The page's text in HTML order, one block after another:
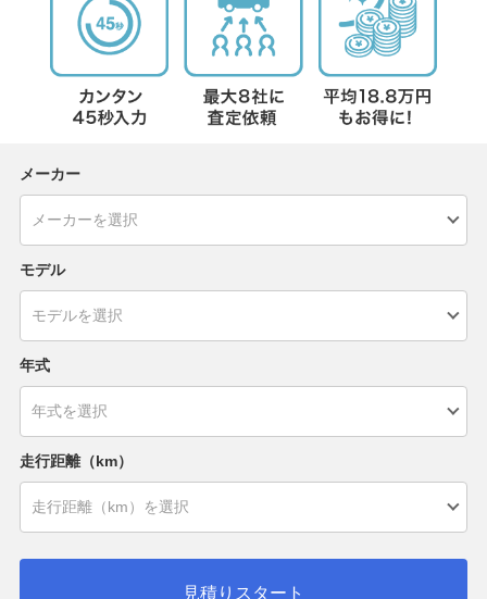
メーカー
モデル
年式
走行距離（km）
見積りスタート